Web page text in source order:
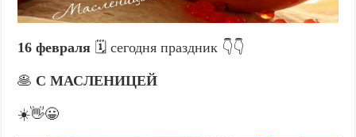
16 февраля 🗓️ сегодня праздник 👇👇
🥞 С МАСЛЕНИЦЕЙ
☀️👋😀